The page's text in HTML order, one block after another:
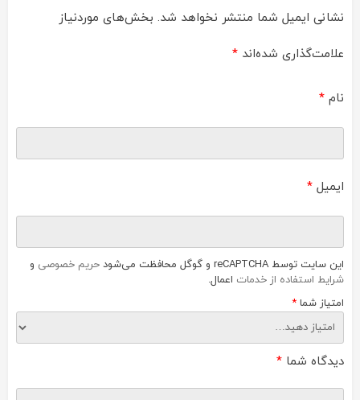
نشانی ایمیل شما منتشر نخواهد شد. بخش‌های موردنیاز
علامت‌گذاری شده‌اند *
نام *
ایمیل *
این سایت توسط reCAPTCHA و گوگل محافظت می‌شود حریم خصوصی و
شرایط استفاده از خدمات اعمال.
امتیاز شما *
دیدگاه شما *